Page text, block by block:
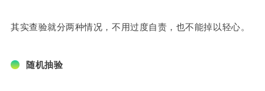
其实查验就分两种情况，不用过度自责，也不能掉以轻心。
随机抽验